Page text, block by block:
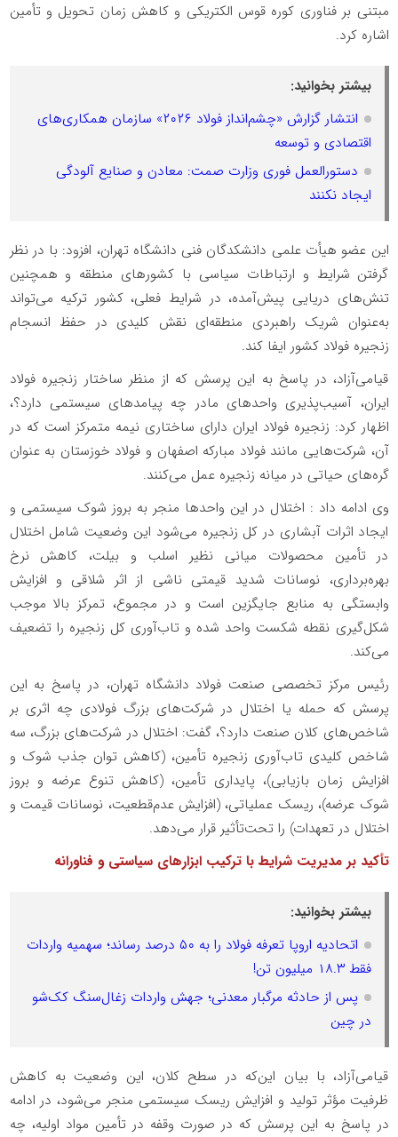
مبتنی بر فناوری کوره قوس الکتریکی و کاهش زمان تحویل و تأمین
اشاره کرد.
بیشتر بخوانید:
انتشار گزارش «چشم‌انداز فولاد ۲۰۲۶» سازمان همکاری‌های
اقتصادی و توسعه
دستورالعمل فوری وزارت صمت: معادن و صنایع آلودگی
ایجاد نکنند
این عضو هیأت علمی دانشکدگان فنی دانشگاه تهران، افزود: با در نظر
گرفتن شرایط و ارتباطات سیاسی با کشورهای منطقه و همچنین
تنش‌های دریایی پیش‌آمده، در شرایط فعلی، کشور ترکیه می‌تواند
به‌عنوان شریک راهبردی منطقه‌ای نقش کلیدی در حفظ انسجام
زنجیره فولاد کشور ایفا کند.
قیامی‌آزاد، در پاسخ به این پرسش که از منظر ساختار زنجیره فولاد
ایران، آسیب‌پذیری واحدهای مادر چه پیامدهای سیستمی دارد؟،
اظهار کرد: زنجیره فولاد ایران دارای ساختاری نیمه متمرکز است که در
آن، شرکت‌هایی مانند فولاد مبارکه اصفهان و فولاد خوزستان به عنوان
گره‌های حیاتی در میانه زنجیره عمل می‌کنند.
وی ادامه داد : اختلال در این واحدها منجر به بروز شوک سیستمی و
ایجاد اثرات آبشاری در کل زنجیره می‌شود این وضعیت شامل اختلال
در تأمین محصولات میانی نظیر اسلب و بیلت، کاهش نرخ
بهره‌برداری، نوسانات شدید قیمتی ناشی از اثر شلاقی و افزایش
وابستگی به منابع جایگزین است و در مجموع، تمرکز بالا موجب
شکل‌گیری نقطه شکست واحد شده و تاب‌آوری کل زنجیره را تضعیف
می‌کند.
رئیس مرکز تخصصی صنعت فولاد دانشگاه تهران، در پاسخ به این
پرسش که حمله یا اختلال در شرکت‌های بزرگ فولادی چه اثری بر
شاخص‌های کلان صنعت دارد؟، گفت: اختلال در شرکت‌های بزرگ، سه
شاخص کلیدی تاب‌آوری زنجیره تأمین، (کاهش توان جذب شوک و
افزایش زمان بازیابی)، پایداری تأمین، (کاهش تنوع عرضه و بروز
شوک عرضه)، ریسک عملیاتی، (افزایش عدم‌قطعیت، نوسانات قیمت و
اختلال در تعهدات) را تحت‌تأثیر قرار می‌دهد.
تأکید بر مدیریت شرایط با ترکیب ابزارهای سیاستی و فناورانه
بیشتر بخوانید:
اتحادیه اروپا تعرفه فولاد را به ۵۰ درصد رساند؛ سهمیه واردات
فقط ۱۸.۳ میلیون تن!
پس از حادثه مرگبار معدنی؛ جهش واردات زغال‌سنگ کک‌شو
در چین
قیامی‌آزاد، با بیان این‌که در سطح کلان، این وضعیت به کاهش
ظرفیت مؤثر تولید و افزایش ریسک سیستمی منجر می‌شود، در ادامه
در پاسخ به این پرسش که در صورت وقفه در تأمین مواد اولیه، چه